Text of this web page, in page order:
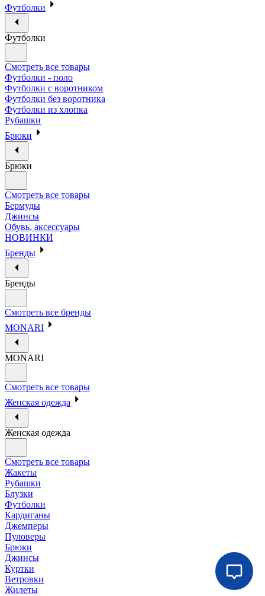
Футболки
Футболки
Смотреть все товары
Футболки - поло
Футболки с воротником
Футболки без воротника
Футболки из хлопка
Рубашки
Брюки
Брюки
Смотреть все товары
Бермуды
Джинсы
Обувь, аксессуары
НОВИНКИ
Бренды
Бренды
Смотреть все бренды
MONARI
MONARI
Смотреть все товары
Женская одежда
Женская одежда
Смотреть все товары
Жакеты
Рубашки
Блузки
Футболки
Кардиганы
Джемперы
Пуловеры
Брюки
Джинсы
Куртки
Ветровки
Жилеты